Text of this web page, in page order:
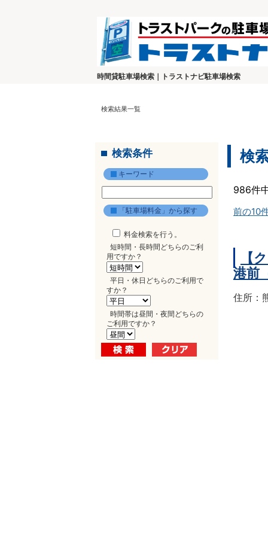
時間貸駐車場検索｜トラストナビ駐車場検索
検索結果一覧
検索条件
キーワード
「駐車場料金」から探す
料金検索を行う。
短時間・長時間どちらのご利
用ですか？
平日・休日どちらのご利用で
すか？
時間帯は昼間・夜間どちらの
ご利用ですか？
検
986件
前の10
【
港前
住所：